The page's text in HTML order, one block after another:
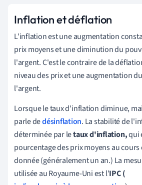
Inflation et déflation
L'inflation est une augmentation
prix moyens et une diminution du
l'argent. C'est le contraire de la
niveau des prix et une augmentation
l'argent.
Lorsque le taux d'inflation diminue,
parle dedésinflation. La stabilité de
déterminée par letaux d'inflation,qui
pourcentage des prix moyens au
donnée (généralement un an.) La
utilisée au Royaume-Uni est l'IPC (